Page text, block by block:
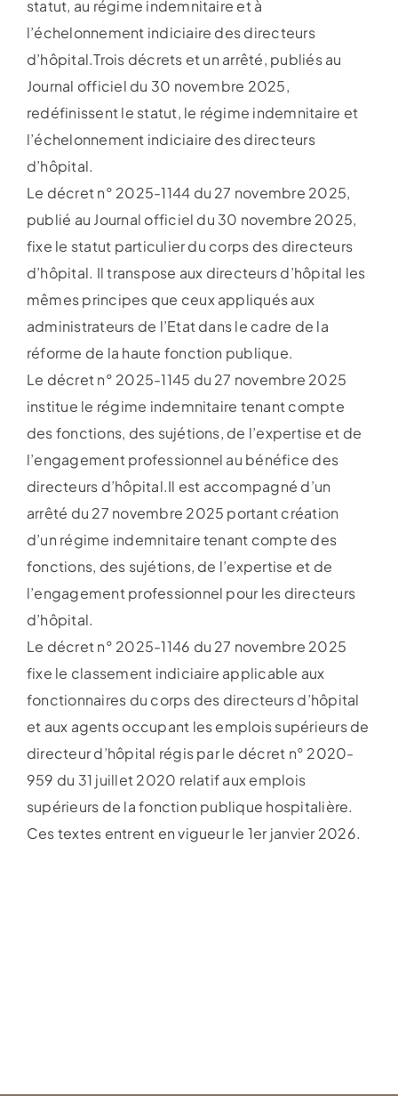
statut, au régime indemnitaire et à
l’échelonnement indiciaire des directeurs
d’hôpital.Trois décrets et un arrêté, publiés au
Journal officiel du 30 novembre 2025,
redéfinissent le statut, le régime indemnitaire et
l’échelonnement indiciaire des directeurs
d’hôpital.
Le décret n° 2025-1144 du 27 novembre 2025,
publié au Journal officiel du 30 novembre 2025,
fixe le statut particulier du corps des directeurs
d’hôpital. Il transpose aux directeurs d’hôpital les
mêmes principes que ceux appliqués aux
administrateurs de l’Etat dans le cadre de la
réforme de la haute fonction publique.
Le décret n° 2025-1145 du 27 novembre 2025
institue le régime indemnitaire tenant compte
des fonctions, des sujétions, de l’expertise et de
l’engagement professionnel au bénéfice des
directeurs d’hôpital.Il est accompagné d’un
arrêté du 27 novembre 2025 portant création
d’un régime indemnitaire tenant compte des
fonctions, des sujétions, de l’expertise et de
l’engagement professionnel pour les directeurs
d’hôpital.
Le décret n° 2025-1146 du 27 novembre 2025
fixe le classement indiciaire applicable aux
fonctionnaires du corps des directeurs d’hôpital
et aux agents occupant les emplois supérieurs de
directeur d’hôpital régis par le décret n° 2020-
959 du 31 juillet 2020 relatif aux emplois
supérieurs de la fonction publique hospitalière.
Ces textes entrent en vigueur le 1er janvier 2026.